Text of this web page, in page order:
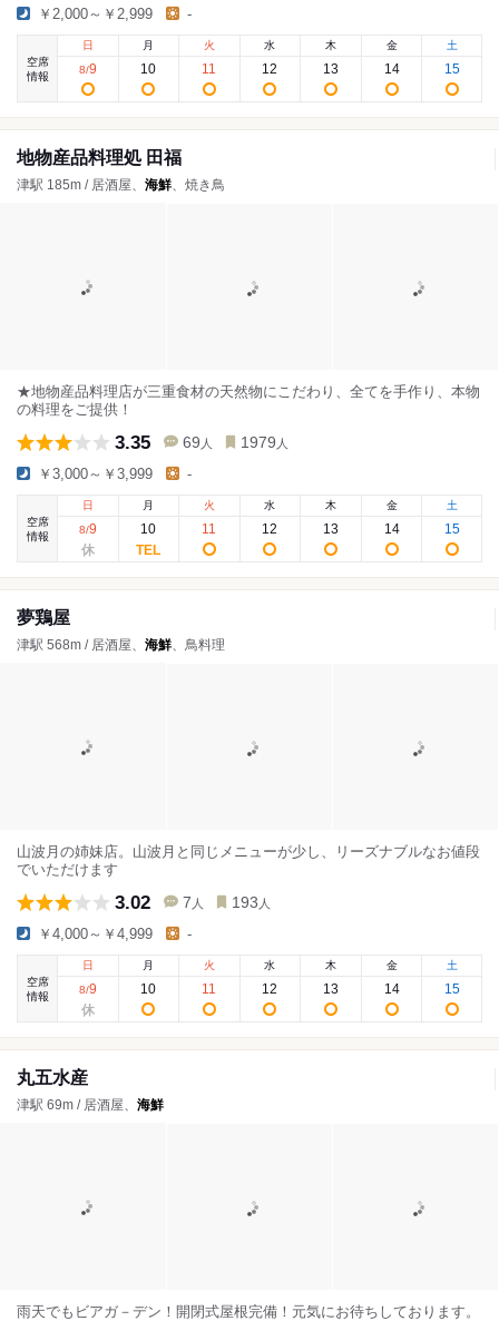
￥2,000～￥2,999 -
空席
情報
日
8/9
月
10
火
11
水
12
木
13
金
14
土
15
地物産品料理処 田福
津駅 185m / 居酒屋、 海鮮、焼き鳥
★地物産品料理店が三重食材の天然物にこだわり、全てを手作り、本物
の料理をご提供！
3.35 69 人 1979 人
￥3,000～￥3,999 -
空席
情報
日
8/9
月
10
火
11
水
12
木
13
金
14
土
15
夢鶏屋
津駅 568m / 居酒屋、 海鮮、鳥料理
山波月の姉妹店。山波月と同じメニューが少し、リーズナブルなお値段
でいただけます
3.02 7 人 193 人
￥4,000～￥4,999 -
空席
情報
日
8/9
月
10
火
11
水
12
木
13
金
14
土
15
丸五水産
津駅 69m / 居酒屋、 海鮮
雨天でもビアガ－デン！開閉式屋根完備！元気にお待ちしております。